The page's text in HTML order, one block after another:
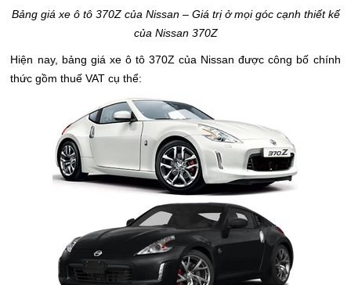
Bảng giá xe ô tô 370Z của Nissan – Giá trị ở mọi góc cạnh thiết kế
của Nissan 370Z
Hiện nay, bảng giá xe ô tô 370Z của Nissan được công bố chính
thức gồm thuế VAT cụ thể: